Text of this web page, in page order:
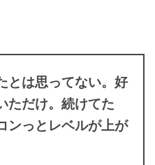
とは思ってない。好
ただけ。続けてた
ンっとレベルが上が